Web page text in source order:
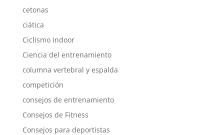
cetonas
ciática
Ciclismo Indoor
Ciencia del entrenamiento
columna vertebral y espalda
competición
consejos de entrenamiento
Consejos de Fitness
Consejos para deportistas